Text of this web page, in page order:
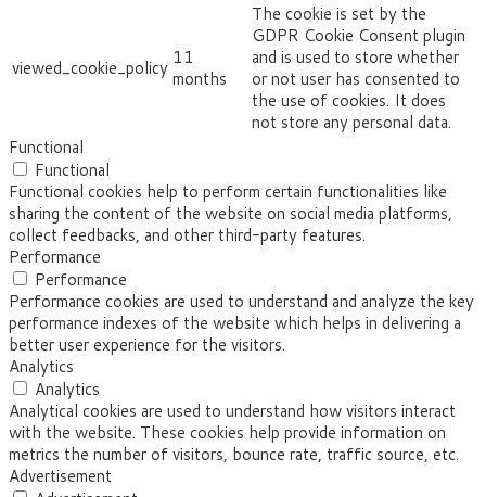
viewed_cookie_policy 11
months
The cookie is set by the
GDPR Cookie Consent plugin
and is used to store whether
or not user has consented to
the use of cookies. It does
not store any personal data.
Functional
Functional
Functional cookies help to perform certain functionalities like
sharing the content of the website on social media platforms,
collect feedbacks, and other third-party features.
Performance
Performance
Performance cookies are used to understand and analyze the key
performance indexes of the website which helps in delivering a
better user experience for the visitors.
Analytics
Analytics
Analytical cookies are used to understand how visitors interact
with the website. These cookies help provide information on
metrics the number of visitors, bounce rate, traffic source, etc.
Advertisement